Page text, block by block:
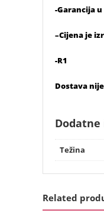
-Garancija
–Cijena je
-R1
Dostava
Težina
Related